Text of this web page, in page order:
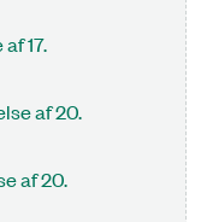
17.
af 20.
af 20.